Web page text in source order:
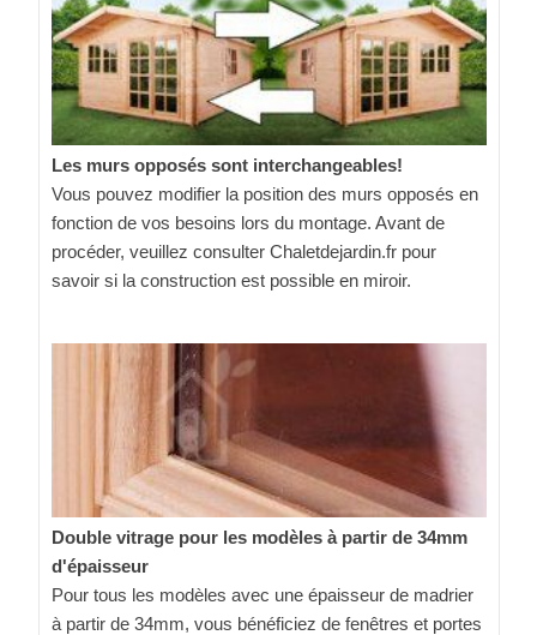
Les murs opposés sont interchangeables!
Vous pouvez modifier la position des murs opposés en
fonction de vos besoins lors du montage. Avant de
procéder, veuillez consulter Chaletdejardin.fr pour
savoir si la construction est possible en miroir.
Double vitrage pour les modèles à partir de 34mm
d'épaisseur
Pour tous les modèles avec une épaisseur de madrier
à partir de 34mm, vous bénéficiez de fenêtres et portes